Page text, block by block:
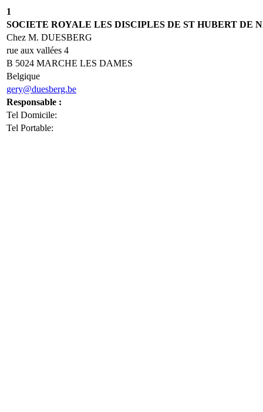
1
SOCIETE ROYALE LES DISCIPLES DE ST HUBERT DE
Chez M. DUESBERG
rue aux vallées 4
B 5024 MARCHE LES DAMES
Belgique
gery@duesberg.be
Responsable :
Tel Domicile:
Tel Portable: